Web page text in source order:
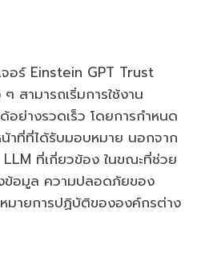
อร์ Einstein GPT Trust
สามารถเริ่มการใช้งาน
ย่างรวดเร็ว โดยการกำหนด
น้าที่ที่ได้รับมอบหมาย นอกจาก
ที่เกี่ยวข้อง ในขณะที่ช่วย
ข้อมูล ความปลอดภัยของ
มายการปฏิบัติขององค์กรต่าง